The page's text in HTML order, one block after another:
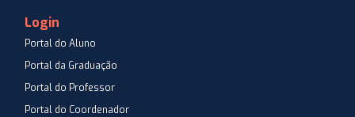
Login
Portal do Aluno
Portal da Graduação
Portal do Professor
Portal do Coordenador